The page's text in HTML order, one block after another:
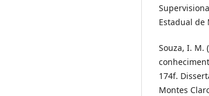
Estadual de
Souza, I. M.
174f.
Montes